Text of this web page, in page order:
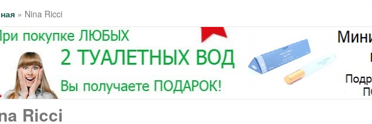
» Nina Ricci
Ricci